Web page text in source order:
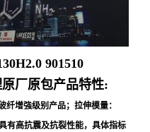
901510
厂原包产品特性:
增強级别产品；拉伸模量：
有高抗震及抗裂性能，具体指标